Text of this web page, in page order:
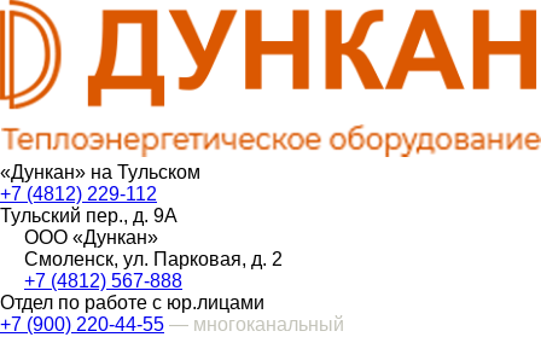
«Дункан» на Тульском
+7 (4812) 229-112
Тульский пер., д. 9А
ООО «Дункан»
Смоленск, ул. Парковая, д. 2
+7 (4812) 567-888
Отдел по работе с юр.лицами
+7 (900) 220-44-55 — многоканальный